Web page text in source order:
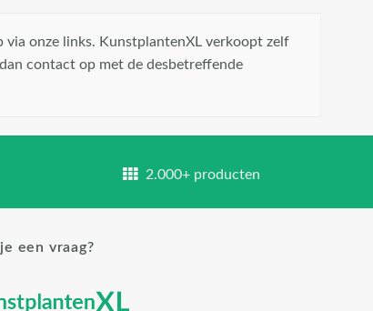
onze links. KunstplantenXL verkoopt zelf
contact op met de desbetreffende
2.000+ producten
een vraag?